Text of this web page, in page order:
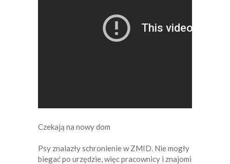
Czekają na nowy dom
Psy znalazły schronienie w ZMID. Nie mogły
biegać po urzędzie, więc pracownicy i znajomi